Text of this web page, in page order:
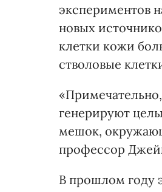
экспериментов
новых
клетки кожи
стволовые
генерируют
мешок,
профессор
В прошлом году